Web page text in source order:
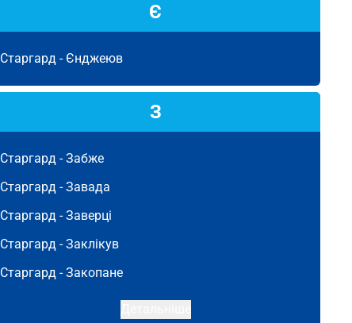
Є
Старгард - Єнджеюв
З
Старгард -Забже
Старгард -Завада
Старгард -Заверці
Старгард -Заклікув
Старгард -Закопане